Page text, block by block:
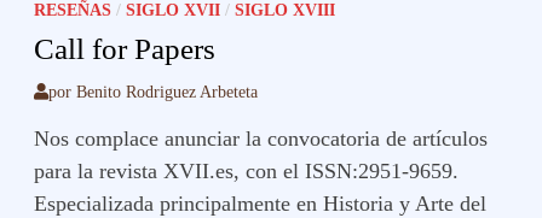
RESEÑAS /SIGLO XVII /SIGLO XVIII
Call for Papers
porBenito Rodriguez Arbeteta
Nos complace anunciar la convocatoria de artículos
para la revista XVII.es, con el ISSN:2951-9659.
Especializada principalmente en Historia y Arte del